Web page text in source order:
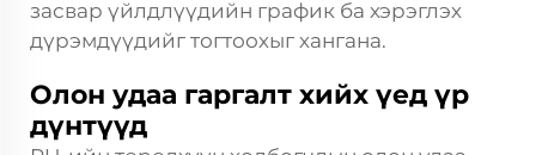
засвар үйлдлүүдийн график ба хэрэглэх
дүрэмдүүдийг тогтоохыг хангана.
Олон удаа гаргалт хийх үед үр
дүнтүүд